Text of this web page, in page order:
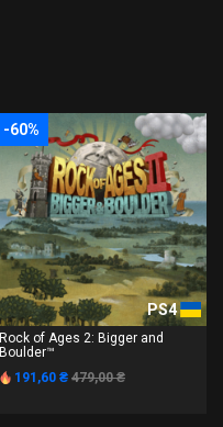
-60%
PS4
Rock of Ages 2: Bigger and
Boulder™
191,60 ₴ 479,00 ₴